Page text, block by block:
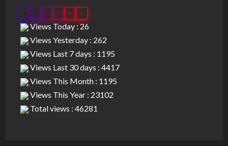
0 3 1 1 0 1
Views Today : 26
Views Yesterday : 262
Views Last 7 days : 1195
Views Last 30 days : 4417
Views This Month : 1195
Views This Year : 23102
Total views : 46281